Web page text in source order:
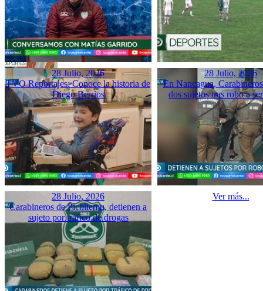
28 Julio, 2026
TVO Reportajes: Conoce la historia de
Diego Berrios
28 Julio, 2026
En Nancagua,
dos sujetos tras robo a
28 Julio, 2026
Carabineros de Pichilemu, detienen a
sujeto por tráfico de drogas
Ver más...